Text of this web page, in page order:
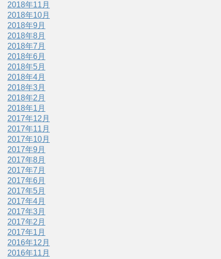
2018年11月
2018年10月
2018年9月
2018年8月
2018年7月
2018年6月
2018年5月
2018年4月
2018年3月
2018年2月
2018年1月
2017年12月
2017年11月
2017年10月
2017年9月
2017年8月
2017年7月
2017年6月
2017年5月
2017年4月
2017年3月
2017年2月
2017年1月
2016年12月
2016年11月